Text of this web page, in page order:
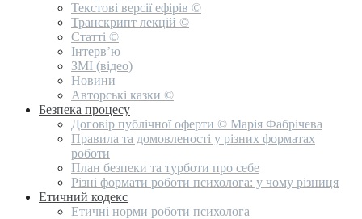
Текстові версії ефірів ©
Транскрипт лекцій ©
Статті ©
Інтерв’ю
ЗМІ (відео)
Новини
Авторські казки ©
Безпека процесу
Договір публічної оферти © Марія Фабрічева
Правила та домовленості у різних форматах
роботи
План безпеки та турботи про себе
Різні формати роботи психолога: у чому різниця
Етичний кодекс
Етичні норми роботи психолога